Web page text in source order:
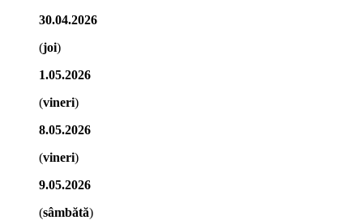
30.04.2026
(joi)
1.05.2026
(vineri)
8.05.2026
(vineri)
9.05.2026
(sâmbătă)